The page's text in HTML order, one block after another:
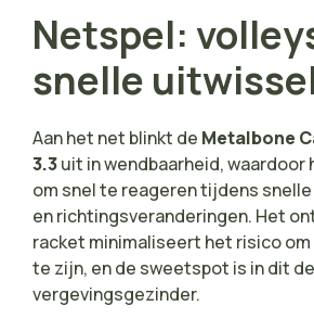
Netspel:
snelle
Aan het net blinkt de Metalbone
3.3uit in wendbaarheid, waardoor
om snel te reageren tijdens
en richtingsveranderingen. Het
racket minimaliseert het risico om
te zijn, en de sweetspot is in dit
vergevingsgezinder.